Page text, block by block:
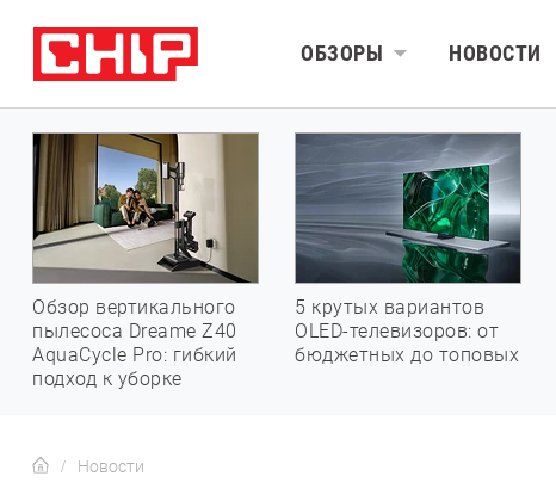
ОБЗОРЫ НОВОСТИ
Обзор вертикального
пылесоса Dreame Z40
AquaCycle Pro: гибкий
подход к уборке
5 крутых вариантов
OLED-телевизоров: от
бюджетных до топовых
Новости